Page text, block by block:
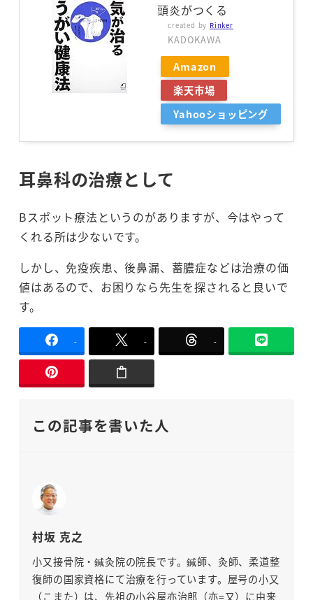
頭炎がつくる
created by Rinker
KADOKAWA
Amazon
楽天市場
Yahooショッピング
耳鼻科の治療として
Bスポット療法というのがありますが、今はやって
くれる所は少ないです。
しかし、免疫疾患、後鼻漏、蓄膿症などは治療の価
値はあるので、お困りなら先生を探されると良いで
す。
- - -
この記事を書いた人
村坂 克之
小又接骨院・鍼灸院の院長です。鍼師、灸師、柔道整
復師の国家資格にて治療を行っています。屋号の小又
（こまた）は、先祖の小谷屋亦治郎（亦=又）に由来